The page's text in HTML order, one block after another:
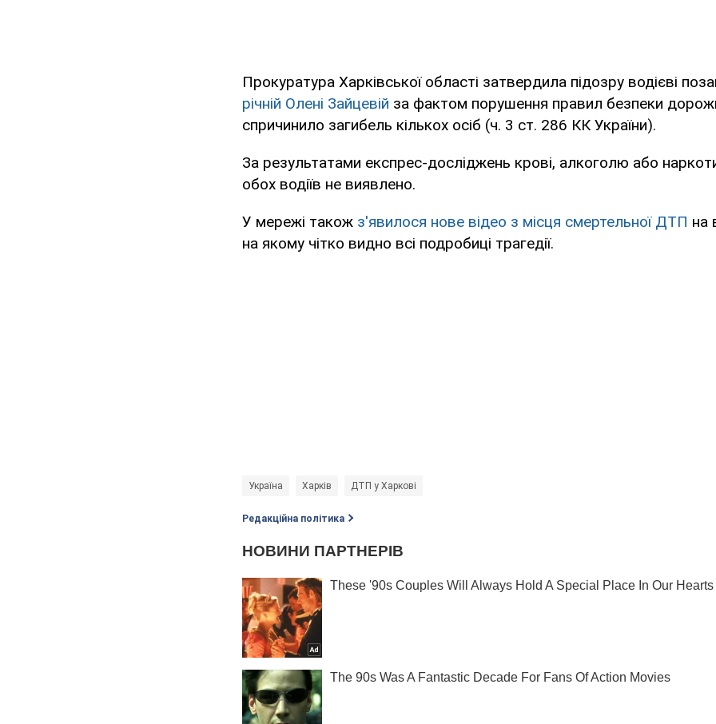
Прокуратура Харківської області затвердила підозру водієві
річній Олені Зайцевій за фактом порушення правил безпеки
спричинило загибель кількох осіб (ч. 3 ст. 286 КК України).
За результатами експрес-досліджень крові, алкоголю або
обох водіїв не виявлено.
У мережі також з'явилося нове відео з місця смертельної ДТП на
на якому чітко видно всі подробиці трагедії.
Україна Харків ДТП у Харкові
Редакційна політика